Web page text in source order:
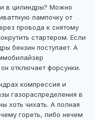
в цилиндры? Можно
лампочку от
провода к снятому
стартером. Если
бензин поступает. А
отключает форсунки.
компрессия и
газораспределения в
хоть чихать. А полная
гореть, либо нечем